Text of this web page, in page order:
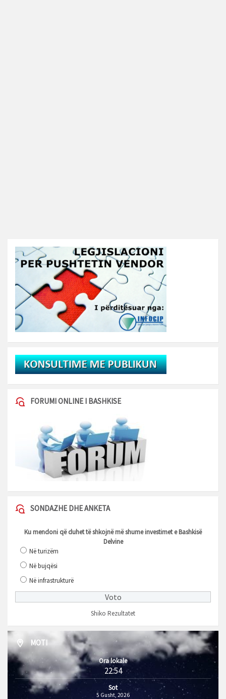
FORUMI ONLINE I BASHKISE
SONDAZHE DHE ANKETA
Ku mendoni që duhet të shkojnë më shume investimet e Bashkisë
Delvine
Në turizëm
Në bujqësi
Në infrastrukturë
Shiko Rezultatet
MOTI
Ora lokale
22:54
Sot
5 Gusht, 2026